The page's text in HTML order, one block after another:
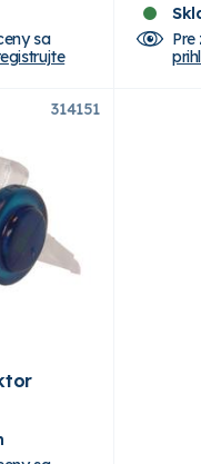
sa
Pre
314151